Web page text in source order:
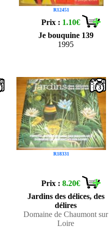
R12451
Prix : 1.10€
Je bouquine 139
1995
R18331
3
Prix :8.20€
Jardins des délices, des
délires
Domaine de Chaumont sur
Loire